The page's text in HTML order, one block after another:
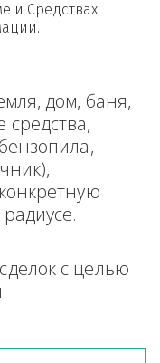
и Средствах
дом, баня,
с целью